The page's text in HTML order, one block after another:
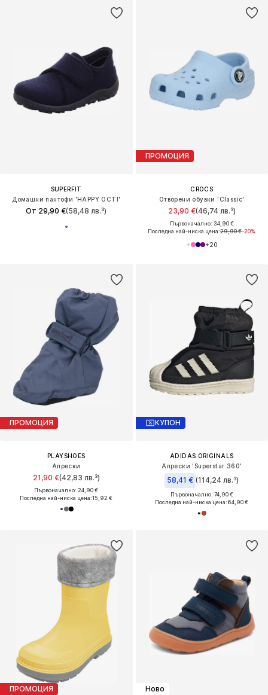
SUPERFIT
Домашни пантофи 'HAPPY OCTI'
От 29,90 €(58,48 лв.³)
ПРОМОЦИЯ
CROCS
Отворени обувки 'Classic'
23,90 €(46,74 лв.³)
Първоначално: 34,90 €
Последна най-ниска цена:29,90 €-20%
+20
ПРОМОЦИЯ
PLAYSHOES
Апрески
21,90 €(42,83 лв.³)
Първоначално: 24,90 €
Последна най-ниска цена:15,92 €
КУПОН
ADIDAS ORIGINALS
Апрески 'Superstar 360'
58,41 € (114,24 лв.³)
Първоначално: 74,90 €
Последна най-ниска цена:64,90 €
ПРОМОЦИЯ Ново